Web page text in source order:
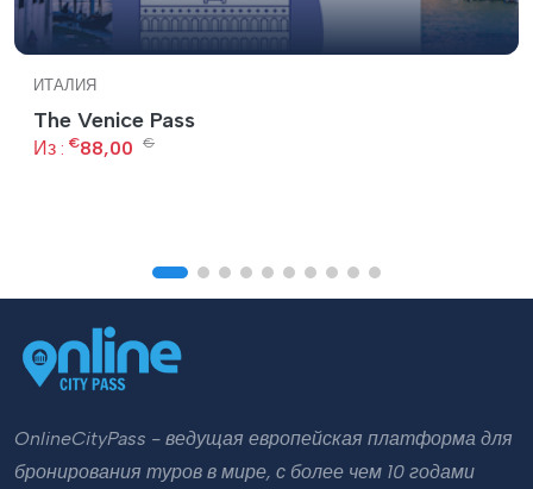
ИТАЛИЯ
The Venice Pass
Из : €88,00 €
OnlineCityPass - ведущая европейская платформа для
бронирования туров в мире, с более чем 10 годами